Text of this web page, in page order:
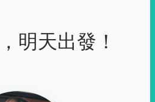
明天出發！